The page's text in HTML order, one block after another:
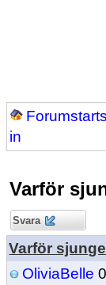
in
Varför
Svara
Varför
OliviaBelle